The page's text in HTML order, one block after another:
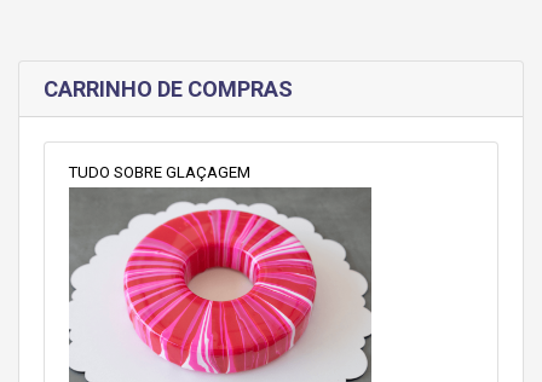
CARRINHO DE COMPRAS
TUDO SOBRE GLAÇAGEM